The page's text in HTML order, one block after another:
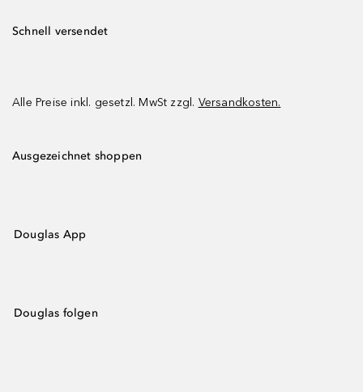
Schnell versendet
Alle Preise inkl. gesetzl. MwSt zzgl. Versandkosten.
Ausgezeichnet shoppen
Douglas App
Douglas folgen